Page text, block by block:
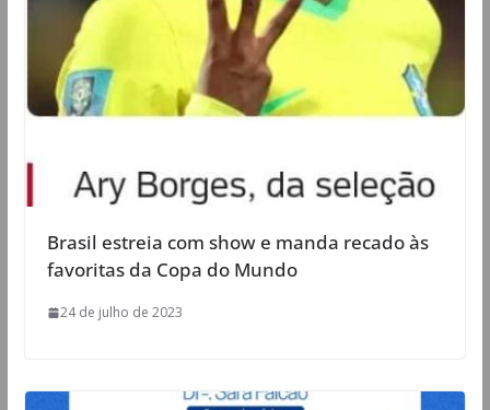
Brasil estreia com show e manda recado às
favoritas da Copa do Mundo
24 de julho de 2023